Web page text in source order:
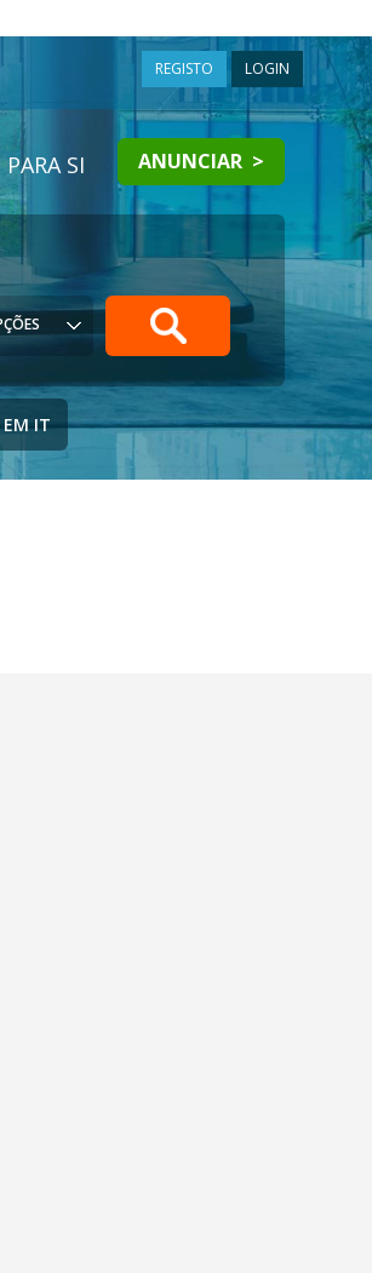
REGISTO LOGIN
SI ANUNCIAR >
EM IT